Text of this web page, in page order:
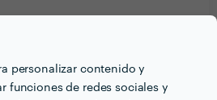
personalizar contenido y
funciones de redes sociales y